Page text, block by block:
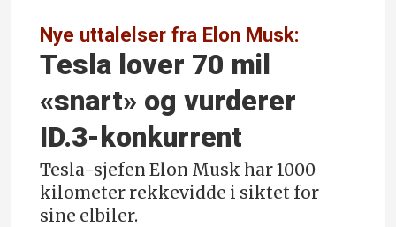
Nye uttalelser fra Elon Musk:
Tesla lover 70 mil
«snart» og vurderer
ID.3-konkurrent
Tesla-sjefen Elon Musk har 1000
kilometer rekkevidde i siktet for
sine elbiler.